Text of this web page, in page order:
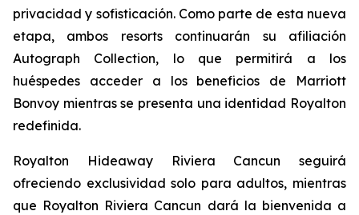
privacidad y sofisticación. Como parte de esta nueva
etapa, ambos resorts continuarán su afiliación
Autograph Collection, lo que permitirá a los
huéspedes acceder a los beneficios de Marriott
Bonvoy mientras se presenta una identidad Royalton
redefinida.
Royalton Hideaway Riviera Cancun seguirá
ofreciendo exclusividad solo para adultos, mientras
que Royalton Riviera Cancun dará la bienvenida a